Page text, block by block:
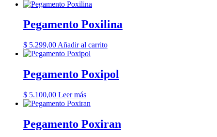
Pegamento Poxilina
$ 5.299,00 Añadir al carrito
Pegamento Poxipol
$ 5.100,00 Leer más
Pegamento Poxiran